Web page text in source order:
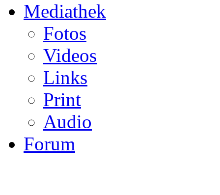
Mediathek
Fotos
Videos
Links
Print
Audio
Forum